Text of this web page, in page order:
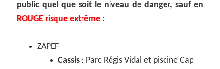
public quel que soit le niveau de danger, sauf en
ROUGE risque extrême :
ZAPEF
Cassis : Parc Régis Vidal et piscine Cap